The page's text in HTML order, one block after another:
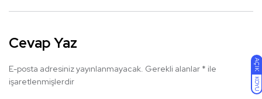
AÇIK
KOYU
Cevap Yaz
E-posta adresiniz yayınlanmayacak. Gerekli alanlar * ile
işaretlenmişlerdir